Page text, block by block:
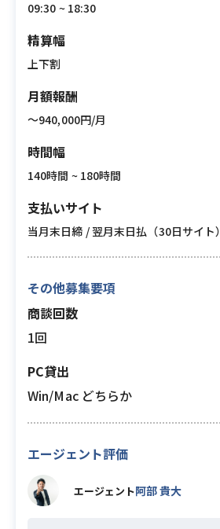
09:30 ~ 18:30
精算幅
上下割
月額報酬
〜940,000円/月
時間幅
140時間 ~ 180時間
支払いサイト
当月末日締 / 翌月末日払（30日サイト）
その他募集要項
商談回数
1回
PC貸出
Win/Mac どちらか
エージェント評価
エージェント阿部 貴大